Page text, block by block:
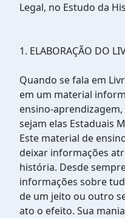
Legal, no Estudo da
1. ELABORAÇÃO DO
Quando se fala em
em um material
ensino-
sejam elas Estaduais
Este material de
deixar informações
história. Desde
informações sobre
de um jeito ou outro
ato o efeito. Sua